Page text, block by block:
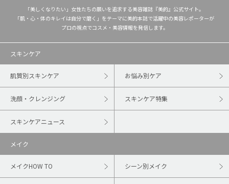
「美しくなりたい」女性たちの願いを追求する美容雑誌『美的』公式サイト。
「肌・心・体のキレイは自分で磨く」をテーマに美的本誌で活躍中の美容レポーターが
プロの視点でコスメ・美容情報を発信します。
スキンケア
肌質別スキンケア お悩み別ケア
洗顔・クレンジング スキンケア特集
スキンケアニュース
メイク
メイクHOW TO シーン別メイク